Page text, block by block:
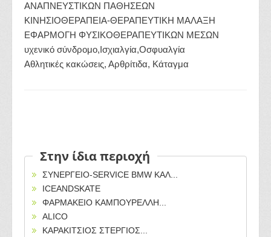
ΑΝΑΠΝΕΥΣΤΙΚΩΝ ΠΑΘΗΣΕΩΝ
ΚΙΝΗΣΙΟΘΕΡΑΠΕΙΑ-ΘΕΡΑΠΕΥΤΙΚΗ ΜΑΛΑΞΗ
ΕΦΑΡΜΟΓΗ ΦΥΣΙΚΟΘΕΡΑΠΕΥΤΙΚΩΝ ΜΕΣΩΝ
υχενικό σύνδρομο,Ισχιαλγία,Οσφυαλγία
Αθλητικές κακώσεις, Αρθρίτιδα, Κάταγμα
Στην ίδια περιοχή
ΣΥΝΕΡΓΕΙΟ-SERVICE BMW ΚΑΛ...
ICEANDSKATE
ΦΑΡΜΑΚΕΙΟ ΚΑΜΠΟΥΡΕΛΛΗ...
ALICO
ΚΑΡΑΚΙΤΣΙΟΣ ΣΤΕΡΓΙΟΣ...